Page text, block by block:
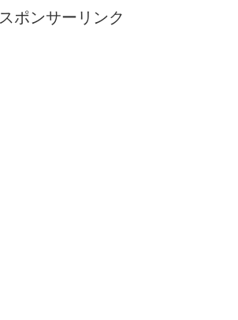
スポンサーリンク